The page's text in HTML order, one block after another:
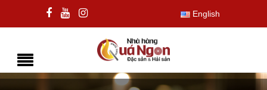
English